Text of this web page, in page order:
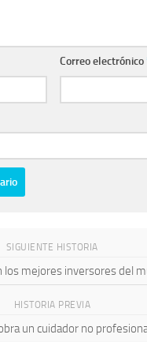
Correo electrónico
SIGUIENTE HISTORIA
los mejores inversores del
HISTORIA PREVIA
un cuidador no